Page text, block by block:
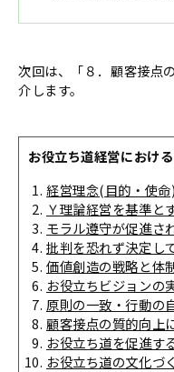
次回は、「８．顧客接点
介します。
お役立ち道経営におけ
経営理念(目的・使
Ｙ理論経営を基準と
モラル遵守が促進さ
批判を恐れず決定し
価値創造の戦略と体
お役立ちビジョンの
原則の一致・行動の
顧客接点の質的向上
お役立ち道を促進す
お役立ち道の文化づ